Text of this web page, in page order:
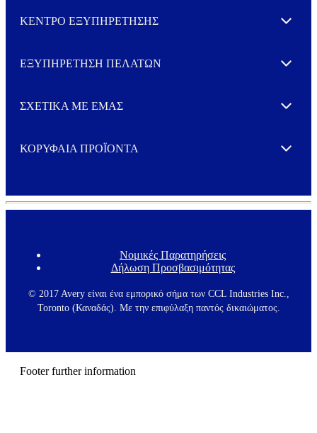
ΚΕΝΤΡΟ ΕΞΥΠΗΡΕΤΗΣΗΣ Expand
ΕΞΥΠΗΡΕΤΗΣΗ ΠΕΛΑΤΩΝ Expand
ΣΧΕΤΙΚΑ ΜΕ ΕΜΑΣ Expand
ΚΟΡΥΦΑΙΑ ΠΡΟΪΟΝΤΑ Expand
F
o
t
e
Νομικές Παρατηρήσεις
Δήλωση Προσβασιμότητας
© 2017 Avery είναι ένα εμπορικό σήμα των CCL Industries Inc.,
Toronto (Καναδάς). Με την επιφύλαξη παντός δικαιώματος.
Footer further information